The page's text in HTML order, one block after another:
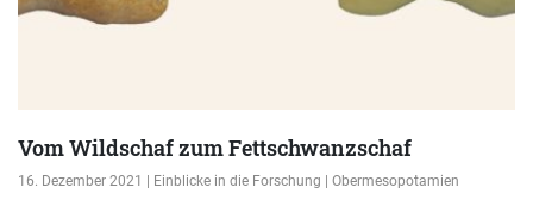
Vom Wildschaf zum Fettschwanzschaf
16. Dezember 2021 | Einblicke in die Forschung | Obermesopotamien